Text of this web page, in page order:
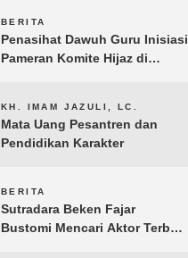
BERITA
Penasihat Dawuh Guru Inisiasi
Pameran Komite Hijaz di
KH. IMAM JAZULI, LC.
Mata Uang Pesantren dan
Pendidikan Karakter
BERITA
Sutradara Beken Fajar
Bustomi Mencari Aktor Terbaik